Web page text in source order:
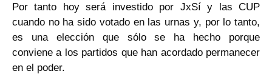
Por tanto hoy será investido por JxSí y las CUP
cuando no ha sido votado en las urnas y, por lo tanto,
es una elección que sólo se ha hecho porque
conviene a los partidos que han acordado permanecer
en el poder.